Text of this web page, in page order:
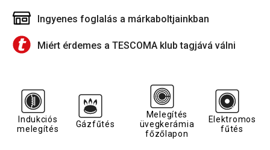
Ingyenes foglalás a márkaboltjainkban
Miért érdemes a TESCOMA klub tagjává válni
Indukciós
melegítés
Gázfűtés
Melegítés
üvegkerámia
főzőlapon
Elektromos
fűtés